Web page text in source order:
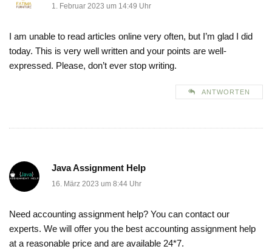
1. Februar 2023 um 14:49 Uhr
I am unable to read articles online very often, but I’m glad I did
today. This is very well written and your points are well-
expressed. Please, don’t ever stop writing.
ANTWORTEN
Java Assignment Help
16. März 2023 um 8:44 Uhr
Need accounting assignment help? You can contact our
experts. We will offer you the best accounting assignment help
at a reasonable price and are available 24*7.